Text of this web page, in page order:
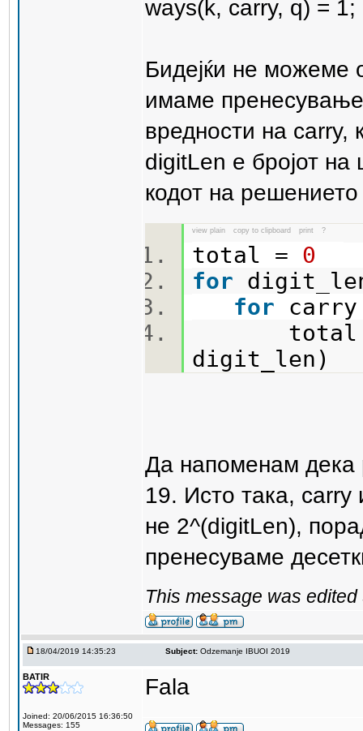
ways(k, carry, q) =
Бидејќи не можеме
имаме
вредности на carry,
digitLen е бројот
кодот на
view plain copy to clipboard print ?
total = 0
for
for
total +=
digit_len)
Да напоменам дека
19. Исто така, carry
не 2^(digitLen),
пренесуваме
This message was
18/04/2019 14:35:23 Subject: Odzemanje IBUOI 2019
BATIR
Joined: 20/06/2015 16:36:50
Messages: 155
Fala